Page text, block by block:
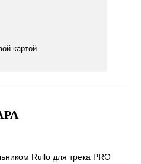
картой
Rullo для трека PRO